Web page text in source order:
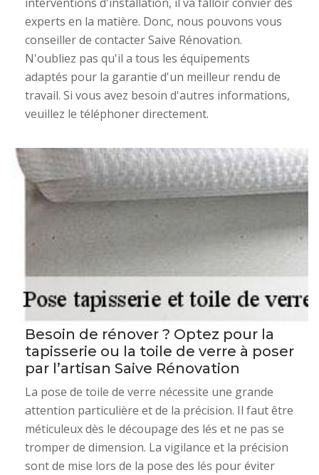
experts en la matière. Donc, nous pouvons vous
conseiller de contacter Saive Rénovation.
N'oubliez pas qu'il a tous les équipements
adaptés pour la garantie d'un meilleur rendu de
travail. Si vous avez besoin d'autres informations,
veuillez le téléphoner directement.
Besoin de rénover ? Optez pour la
tapisserie ou la toile de verre à poser
par l’artisan Saive Rénovation
La pose de toile de verre nécessite une grande
attention particulière et de la précision. Il faut être
méticuleux dès le découpage des lés et ne pas se
tromper de dimension. La vigilance et la précision
sont de mise lors de la pose des lés pour éviter